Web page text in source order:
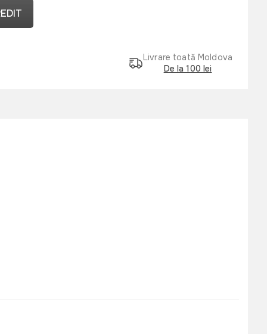
Livrare toată Moldova
De la 100 lei